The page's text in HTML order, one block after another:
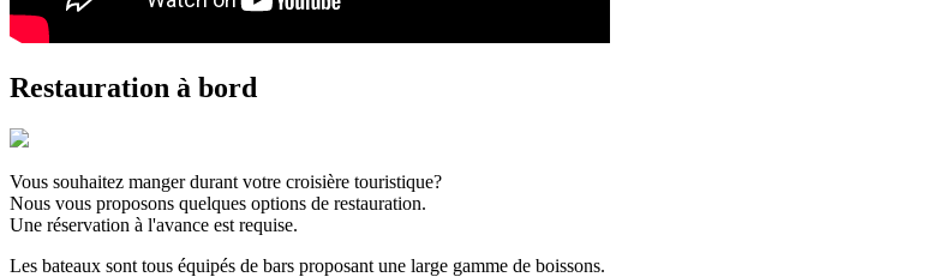
Restauration à bord
Vous souhaitez manger durant votre croisière touristique?
Nous vous proposons quelques options de restauration.
Une réservation à l'avance est requise.
Les bateaux sont tous équipés de bars proposant une large gamme de boissons.